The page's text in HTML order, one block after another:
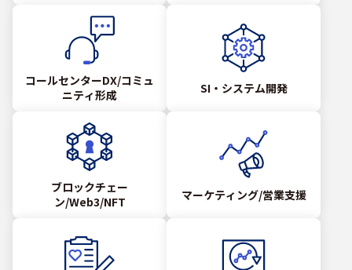
コールセンターDX/コミュ
ニティ形成
SI・システム開発
ブロックチェー
ン/Web3/NFT
マーケティング/営業支援